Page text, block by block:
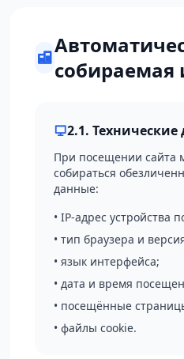
2.1.
При посещении сайта
собираться
данные:
• IP-адрес устройства
• тип браузера и
• язык интерфейса;
• дата и время
• посещённые
• файлы cookie.